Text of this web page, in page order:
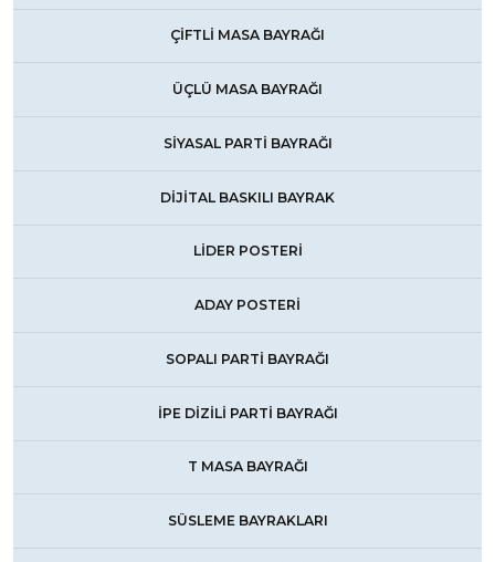
ÇİFTLİ MASA BAYRAĞI
ÜÇLÜ MASA BAYRAĞI
SİYASAL PARTİ BAYRAĞI
DİJİTAL BASKILI BAYRAK
LİDER POSTERİ
ADAY POSTERİ
SOPALI PARTİ BAYRAĞI
İPE DİZİLİ PARTİ BAYRAĞI
T MASA BAYRAĞI
SÜSLEME BAYRAKLARI